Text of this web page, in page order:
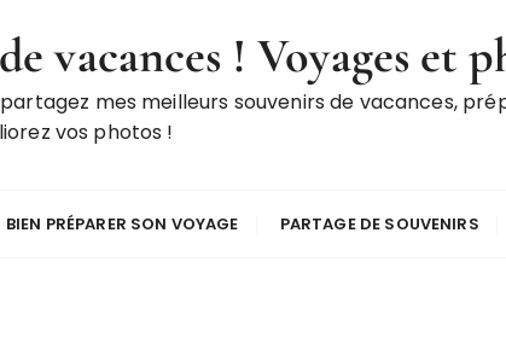
vacances ! Voyages et
mes meilleurs souvenirs de vacances,
vos photos !
BIEN PRÉPARER SON VOYAGE PARTAGE DE SOUVENIRS